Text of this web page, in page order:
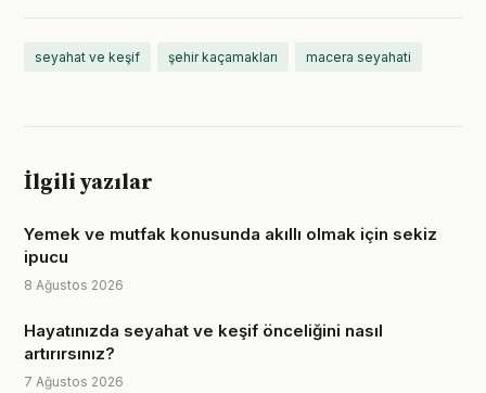
seyahat ve keşif şehir kaçamakları macera seyahati
İlgili yazılar
Yemek ve mutfak konusunda akıllı olmak için sekiz
ipucu
8 Ağustos 2026
Hayatınızda seyahat ve keşif önceliğini nasıl
artırırsınız?
7 Ağustos 2026